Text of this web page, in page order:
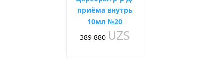
приёма внутрь
10мл №20
389 880 UZS